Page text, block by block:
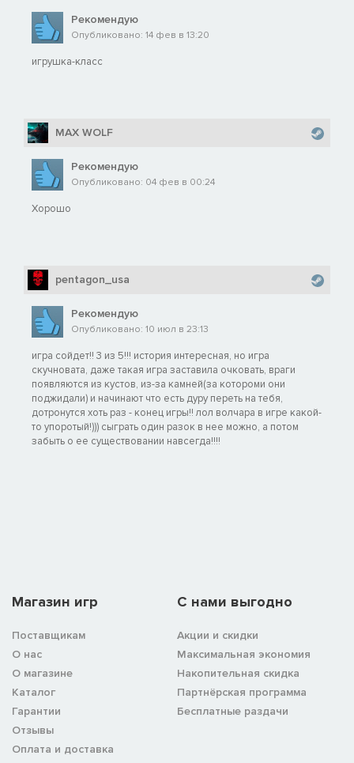
Рекомендую
Опубликовано: 14 фев в 13:20
игрушка-класс
MAX WOLF
Рекомендую
Опубликовано: 04 фев в 00:24
Хорошо
pentagon_usa
Рекомендую
Опубликовано: 10 июл в 23:13
игра сойдет!! 3 из 5!!! история интересная, но игра
скучновата, даже такая игра заставила очковать, враги
появляются из кустов, из-за камней(за котороми они
поджидали) и начинают что есть дуру переть на тебя,
дотронутся хоть раз - конец игры!! лол волчара в игре какой-
то упоротый!))) сыграть один разок в нее можно, а потом
забыть о ее существовании навсегда!!!!
Магазин игр
Поставщикам
О нас
О магазине
Каталог
Гарантии
Отзывы
Оплата и доставка
C нами выгодно
Акции и скидки
Максимальная экономия
Накопительная скидка
Партнёрская программа
Бесплатные раздачи